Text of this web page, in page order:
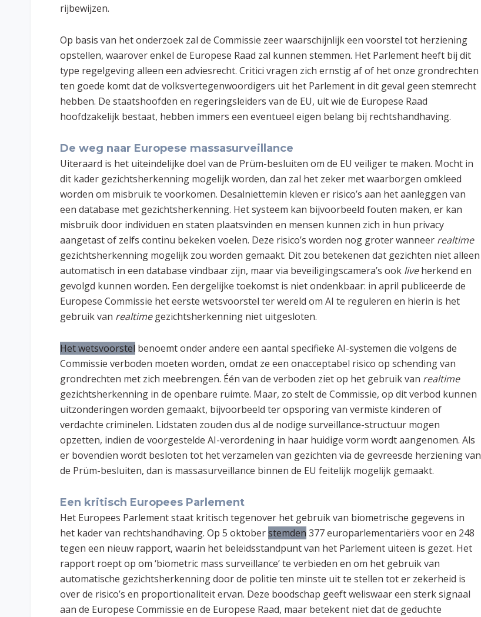
rijbewijzen.
Op basis van het onderzoek zal de Commissie zeer waarschijnlijk een voorstel tot herziening
opstellen, waarover enkel de Europese Raad zal kunnen stemmen. Het Parlement heeft bij dit
type regelgeving alleen een adviesrecht. Critici vragen zich ernstig af of het onze grondrechten
ten goede komt dat de volksvertegenwoordigers uit het Parlement in dit geval geen stemrecht
hebben. De staatshoofden en regeringsleiders van de EU, uit wie de Europese Raad
hoofdzakelijk bestaat, hebben immers een eventueel eigen belang bij rechtshandhaving.
De weg naar Europese massasurveillance
Uiteraard is het uiteindelijke doel van de Prüm-besluiten om de EU veiliger te maken. Mocht in
dit kader gezichtsherkenning mogelijk worden, dan zal het zeker met waarborgen omkleed
worden om misbruik te voorkomen. Desalniettemin kleven er risico’s aan het aanleggen van
een database met gezichtsherkenning. Het systeem kan bijvoorbeeld fouten maken, er kan
misbruik door individuen en staten plaatsvinden en mensen kunnen zich in hun privacy
aangetast of zelfs continu bekeken voelen. Deze risico’s worden nog groter wanneer realtime
gezichtsherkenning mogelijk zou worden gemaakt. Dit zou betekenen dat gezichten niet alleen
automatisch in een database vindbaar zijn, maar via beveiligingscamera’s ook liveherkend en
gevolgd kunnen worden. Een dergelijke toekomst is niet ondenkbaar: in april publiceerde de
Europese Commissie het eerste wetsvoorstel ter wereld om AI te reguleren en hierin is het
gebruik van realtimegezichtsherkenning niet uitgesloten.
Het wetsvoorstel benoemt onder andere een aantal specifieke AI-systemen die volgens de
Commissie verboden moeten worden, omdat ze een onacceptabel risico op schending van
grondrechten met zich meebrengen. Één van de verboden ziet op het gebruik van realtime
gezichtsherkenning in de openbare ruimte. Maar, zo stelt de Commissie, op dit verbod kunnen
uitzonderingen worden gemaakt, bijvoorbeeld ter opsporing van vermiste kinderen of
verdachte criminelen. Lidstaten zouden dus al de nodige surveillance-structuur mogen
opzetten, indien de voorgestelde AI-verordening in haar huidige vorm wordt aangenomen. Als
er bovendien wordt besloten tot het verzamelen van gezichten via de gevreesde herziening van
de Prüm-besluiten, dan is massasurveillance binnen de EU feitelijk mogelijk gemaakt.
Een kritisch Europees Parlement
Het Europees Parlement staat kritisch tegenover het gebruik van biometrische gegevens in
het kader van rechtshandhaving. Op 5 oktoberstemden 377 europarlementariërs voor en 248
tegen een nieuw rapport, waarin het beleidsstandpunt van het Parlement uiteen is gezet. Het
rapport roept op om ‘biometric mass surveillance’ te verbieden en om het gebruik van
automatische gezichtsherkenning door de politie ten minste uit te stellen tot er zekerheid is
over de risico’s en proportionaliteit ervan. Deze boodschap geeft weliswaar een sterk signaal
aan de Europese Commissie en de Europese Raad, maar betekent niet dat de geduchte